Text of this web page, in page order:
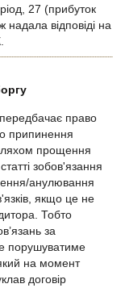
27 (прибуток
надала відповіді на
право
припинення
прощення
зобов'язання
анулювання
якщо це не
Тобто
за
порушуватиме
на момент
договір